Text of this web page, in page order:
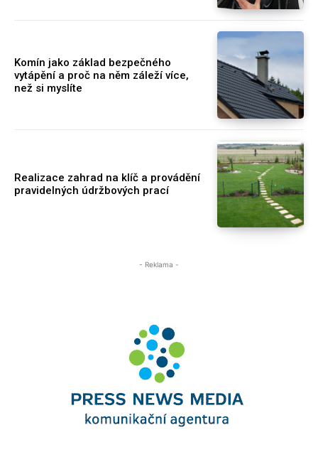
Komín jako základ bezpečného
vytápění a proč na něm záleží více,
než si myslíte
Realizace zahrad na klíč a provádění
pravidelných údržbových prací
- Reklama -